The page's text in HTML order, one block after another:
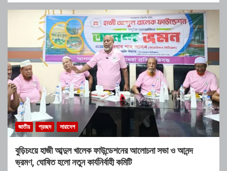
জাতীয় প্রচ্ছদ সারাদেশ
বুড়িচংয়ে হাজী আব্দুল খালেক ফাউন্ডেশনের আলোচনা সভা ও আনন্দ
ভ্রমণ, ঘোষিত হলো নতুন কার্যনির্বাহী কমিটি